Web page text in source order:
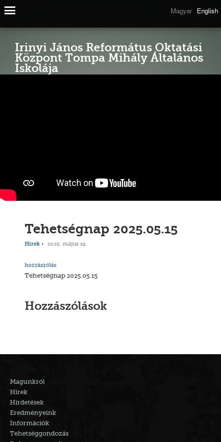
Magyar English
Irinyi János Református Oktatási
Központ Tompa Mihály Általános
Iskolája
Tehetségnap 2025.05.15
Hírek 2025. május 19.
hozzászólás
Tehetségnap 2025.05.15
Hozzászólások
Magunkról
Hírek
Hirdetések
Eredményeink
Információk
Tehetséggondozás